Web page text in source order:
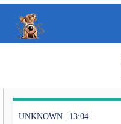
UNKNOWN | 13:04